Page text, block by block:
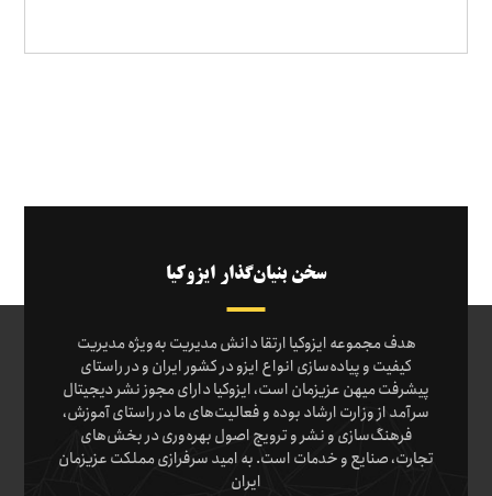
سخن بنیان‌گذار ایزوکیا
هدف مجموعه ایزوکیا ارتقا دانش مدیریت به‌ویژه مدیریت
کیفیت و پیاده‌سازی انواع ایزو در کشور ایران و در راستای
پیشرفت میهن عزیزمان است، ایزوکیا دارای مجوز نشر دیجیتال
سرآمد از وزارت ارشاد بوده و فعالیت‌های ما در راستای آموزش،
فرهنگ‌سازی و نشر و ترویج اصول بهره‌وری در بخش‌های
تجارت، صنایع و خدمات است. به امید سرفرازی مملکت عزیزمان
ایران